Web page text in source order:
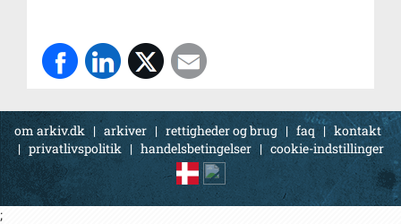
om arkiv.dk | arkiver | rettigheder og brug | faq | kontakt
|privatlivspolitik | handelsbetingelser | cookie-indstillinger
;